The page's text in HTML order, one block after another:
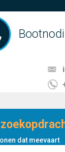
dat meevaart